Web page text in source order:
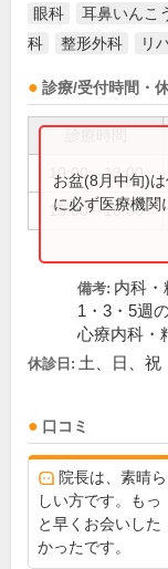
眼科 耳鼻いんこ
科
整形外科 リ
診療/受付時間・
10:00～13:00
15:00～18:00
お盆(8月中旬)
に必ず医療機関
備考: 内科
1・3・5週
心療内科・
休診日: 土、日、祝
口コミ
院長は、素晴ら
しい方です。もっ
と早くお会いした
かったです。